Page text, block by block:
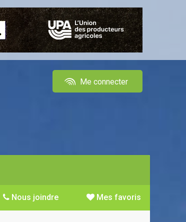
Me connecter
Mes favoris
Nous joindre